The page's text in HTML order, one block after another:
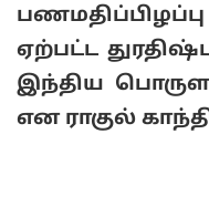
ஏற்பட்ட
இந்திய
என ராகுல் காந்தி